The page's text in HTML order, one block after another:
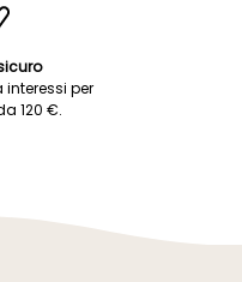
interessi per
120 €.